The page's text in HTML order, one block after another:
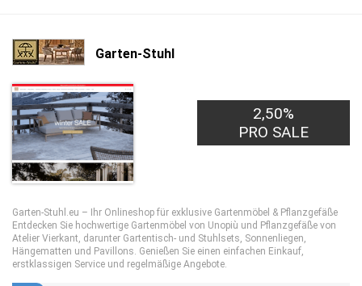
Garten-Stuhl
2,50%
PRO SALE
Garten-Stuhl.eu – Ihr Onlineshop für exklusive Gartenmöbel & Pflanzgefäße
Entdecken Sie hochwertige Gartenmöbel von Unopiù und Pflanzgefäße von
Atelier Vierkant, darunter Gartentisch- und Stuhlsets, Sonnenliegen,
Hängematten und Pavillons. Genießen Sie einen einfachen Einkauf,
erstklassigen Service und regelmäßige Angebote.